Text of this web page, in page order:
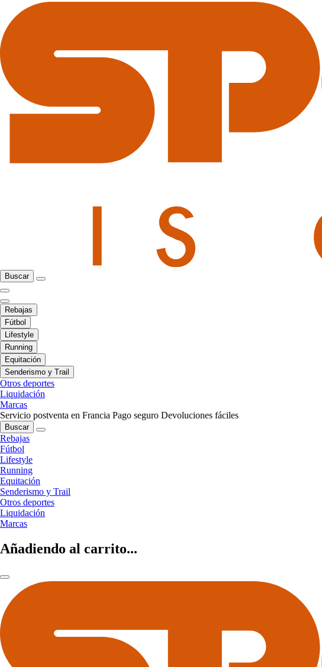
Buscar
Rebajas
Fútbol
Lifestyle
Running
Equitación
Senderismo y Trail
Otros deportes
Liquidación
Marcas
Servicio postventa en Francia Pago seguro Devoluciones fáciles
Buscar
Rebajas
Fútbol
Lifestyle
Running
Equitación
Senderismo y Trail
Otros deportes
Liquidación
Marcas
Añadiendo al carrito...